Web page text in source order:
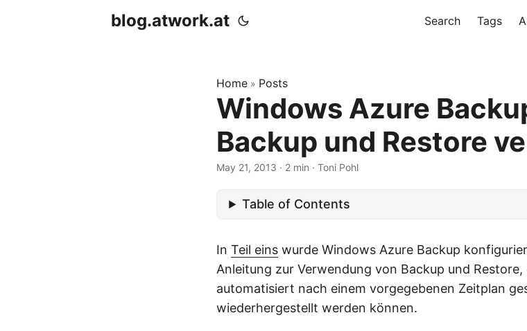
blog.atwork.at Search Tags
Home » Posts
Windows Azure
Backup und Restore
May 21, 2013 · 2 min · Toni Pohl
Table of Contents
In Teil eins wurde Windows Azure Backup
Anleitung zur Verwendung von Backup und
automatisiert nach einem vorgegebenen Zeitplan
wiederhergestellt werden können.